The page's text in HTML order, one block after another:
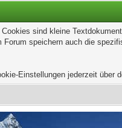
sind kleine
speichern auch die
Einstellungen jederzeit über